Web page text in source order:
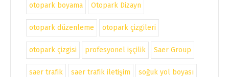
otopark boyama Otopark Dizayn
otopark düzenleme otopark çizgileri
otopark çizgisi profesyonel işçilik Saer Group
saer trafik saer trafik iletişim soğuk yol boyası